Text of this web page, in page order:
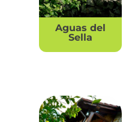
Aguas del
Sella